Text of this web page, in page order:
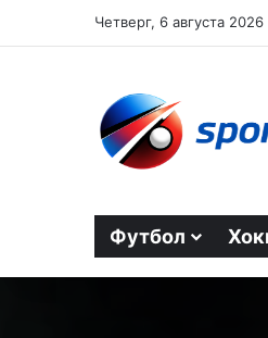
Четверг, 6 августа 2026
Футбол